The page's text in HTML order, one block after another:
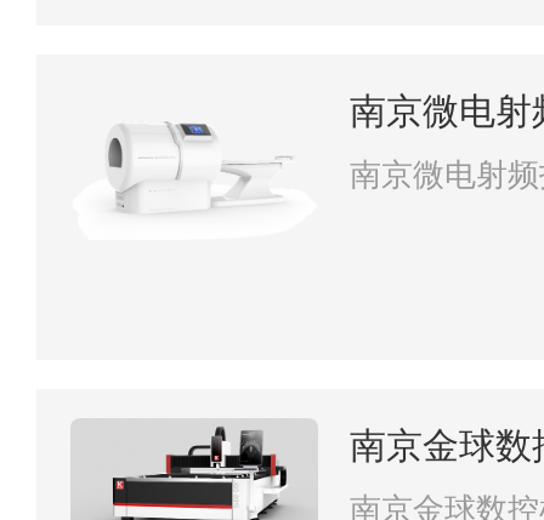
南京微电射
南京微电射
南京金球数
司
南京金球数